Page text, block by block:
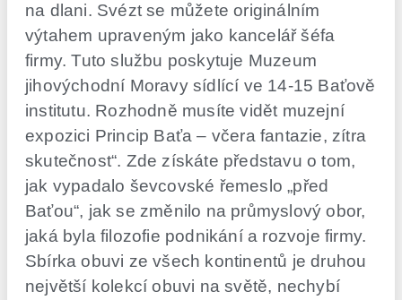
na dlani. Svézt se můžete originálním
výtahem upraveným jako kancelář šéfa
firmy. Tuto službu poskytuje Muzeum
jihovýchodní Moravy sídlící ve 14-15 Baťově
institutu. Rozhodně musíte vidět muzejní
expozici Princip Baťa – včera fantazie, zítra
skutečnost“. Zde získáte představu o tom,
jak vypadalo ševcovské řemeslo „před
Baťou“, jak se změnilo na průmyslový obor,
jaká byla filozofie podnikání a rozvoje firmy.
Sbírka obuvi ze všech kontinentů je druhou
největší kolekcí obuvi na světě, nechybí